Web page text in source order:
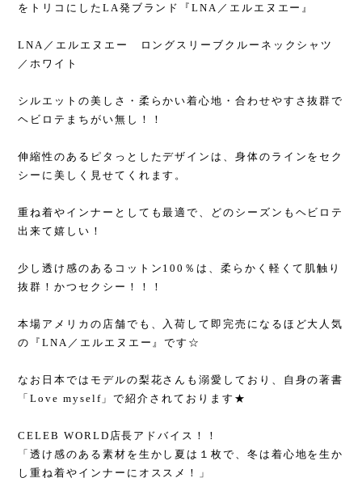
をトリコにしたLA発ブランド『LNA／エルエヌエー』
LNA／エルエヌエー ロングスリーブクルーネックシャツ
／ホワイト
シルエットの美しさ・柔らかい着心地・合わせやすさ抜群で
ヘビロテまちがい無し！！
伸縮性のあるピタっとしたデザインは、身体のラインをセク
シーに美しく見せてくれます。
重ね着やインナーとしても最適で、どのシーズンもヘビロテ
出来て嬉しい！
少し透け感のあるコットン100％は、柔らかく軽くて肌触り
抜群！かつセクシー！！！
本場アメリカの店舗でも、入荷して即完売になるほど大人気
の『LNA／エルエヌエー』です☆
なお日本ではモデルの梨花さんも溺愛しており、自身の著書
「Love myself」で紹介されております★
CELEB WORLD店長アドバイス！！
「透け感のある素材を生かし夏は１枚で、冬は着心地を生か
し重ね着やインナーにオススメ！」